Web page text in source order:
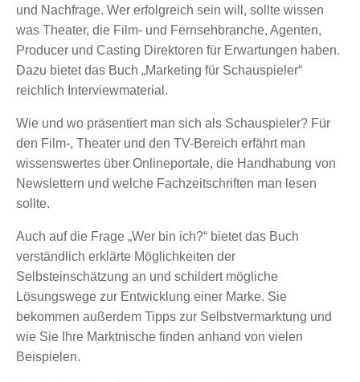
und Nachfrage. Wer erfolgreich sein will, sollte wissen
was Theater, die Film- und Fernsehbranche, Agenten,
Producer und Casting Direktoren für Erwartungen haben.
Dazu bietet das Buch „Marketing für Schauspieler“
reichlich Interviewmaterial.
Wie und wo präsentiert man sich als Schauspieler? Für
den Film-, Theater und den TV-Bereich erfährt man
wissenswertes über Onlineportale, die Handhabung von
Newslettern und welche Fachzeitschriften man lesen
sollte.
Auch auf die Frage „Wer bin ich?“ bietet das Buch
verständlich erklärte Möglichkeiten der
Selbsteinschätzung an und schildert mögliche
Lösungswege zur Entwicklung einer Marke. Sie
bekommen außerdem Tipps zur Selbstvermarktung und
wie Sie Ihre Marktnische finden anhand von vielen
Beispielen.